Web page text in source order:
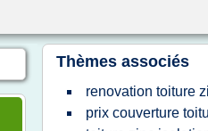
Thèmes associés
renovation toiture
prix couverture